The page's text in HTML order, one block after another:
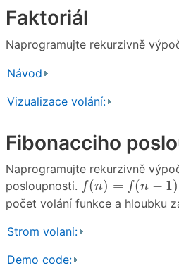
Faktoriál
Naprogramujte rekurzivně
Návod
Vizualizace volání:
Fibonacciho
Naprogramujte rekurzivně
posloupnosti. f(n) = f(n − 1)
f(n)= n−1 + f( n
počet volání funkce a hloubku
Strom volani:
Demo code: